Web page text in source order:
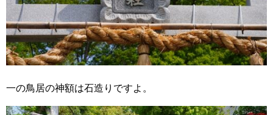
一の鳥居の神額は石造りですよ。